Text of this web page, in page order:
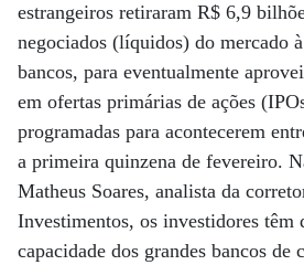
estrangeiros retiraram R$ 6,9
negociados (líquidos) do mercado
bancos, para eventualmente
em ofertas primárias de ações
programadas para acontecerem
a primeira quinzena de fevereiro.
Matheus Soares, analista da
Investimentos, os investidores têm
capacidade dos grandes bancos de